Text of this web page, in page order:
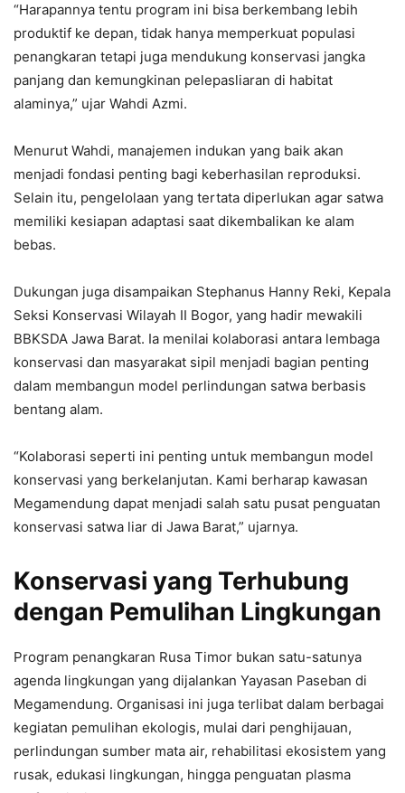
“Harapannya tentu program ini bisa berkembang lebih
produktif ke depan, tidak hanya memperkuat populasi
penangkaran tetapi juga mendukung konservasi jangka
panjang dan kemungkinan pelepasliaran di habitat
alaminya,” ujar Wahdi Azmi.
Menurut Wahdi, manajemen indukan yang baik akan
menjadi fondasi penting bagi keberhasilan reproduksi.
Selain itu, pengelolaan yang tertata diperlukan agar satwa
memiliki kesiapan adaptasi saat dikembalikan ke alam
bebas.
Dukungan juga disampaikan Stephanus Hanny Reki, Kepala
Seksi Konservasi Wilayah II Bogor, yang hadir mewakili
BBKSDA Jawa Barat. Ia menilai kolaborasi antara lembaga
konservasi dan masyarakat sipil menjadi bagian penting
dalam membangun model perlindungan satwa berbasis
bentang alam.
“Kolaborasi seperti ini penting untuk membangun model
konservasi yang berkelanjutan. Kami berharap kawasan
Megamendung dapat menjadi salah satu pusat penguatan
konservasi satwa liar di Jawa Barat,” ujarnya.
Konservasi yang Terhubung
dengan Pemulihan Lingkungan
Program penangkaran Rusa Timor bukan satu-satunya
agenda lingkungan yang dijalankan Yayasan Paseban di
Megamendung. Organisasi ini juga terlibat dalam berbagai
kegiatan pemulihan ekologis, mulai dari penghijauan,
perlindungan sumber mata air, rehabilitasi ekosistem yang
rusak, edukasi lingkungan, hingga penguatan plasma